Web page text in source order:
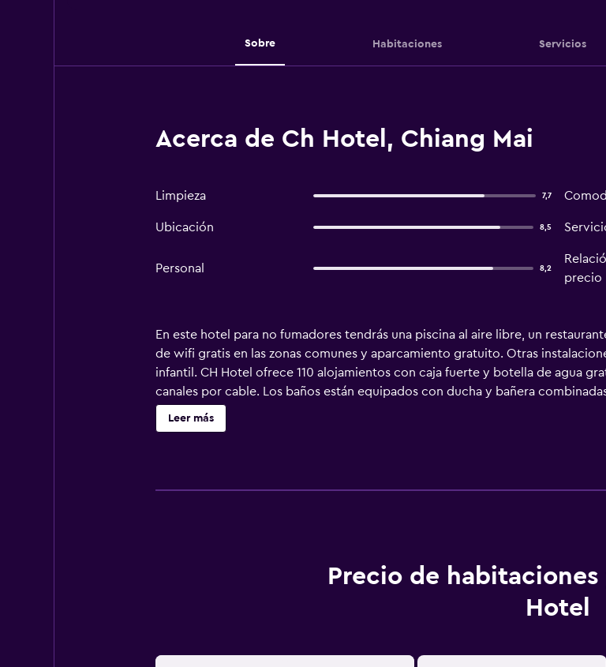
Sobre Habitaciones Servicios
Acerca de Ch Hotel, Chiang Mai
Limpieza 7,7
Ubicación 8,5
Personal 8,2
precio
En este hotel para no fumadores tendrás una piscina al aire libre, un
de wifi gratis en las zonas comunes y aparcamiento gratuito. Otras
infantil. CH Hotel ofrece 110 alojamientos con caja fuerte y botella de agua
canales por cable. Los baños están equipados con ducha y bañera
pueden navegar por la web gracias a nuestro acceso a Internet wifi gratis. Se
solicitar tabla de planchar con plancha. En el alojamiento hay piscina al aire
Leer más
Precio de
Hotel